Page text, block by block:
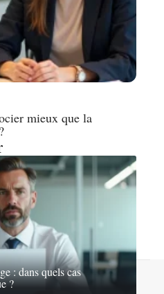
mieux que la
: dans quels cas
?légales Sitemap